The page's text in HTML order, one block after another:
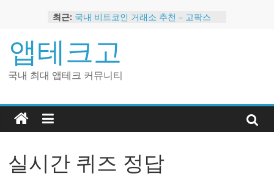
content
최근: 국내 비트코인 거래소 추천 – 고팍스
트
2024 강력히 추천하는 은행 멤버십 현
금 앱테크
해외 코인 거래소 추천 순위 BEST 2
앱테크고
국내 최대 앱테크 커뮤니티
실시간 퀴즈 정답